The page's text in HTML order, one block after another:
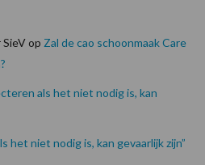
op Zal de cao schoonmaak Care
als het niet nodig is, kan
het niet nodig is, kan gevaarlijk zijn”